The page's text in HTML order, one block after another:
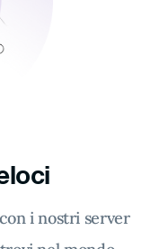
i nostri server